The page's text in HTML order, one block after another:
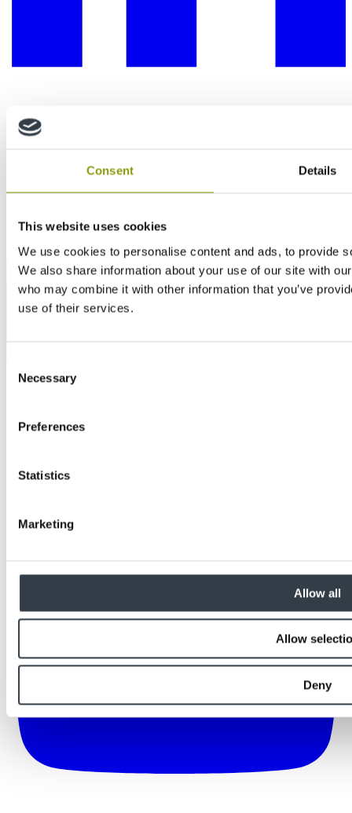
Consent Details
This website uses cookies
We use cookies to personalise content and ads, to provide
We also share information about your use of our site with
who may combine it with other information that you’ve
use of their services.
Selection
Necessary
Preferences
Statistics
Marketing
Allow all
Allow
Deny